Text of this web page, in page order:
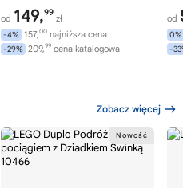
od 149,99
zł
-4% 157,00 najniższa cena
-29% 209,99 cena katalogowa
od
0%
-
Zobacz więcej